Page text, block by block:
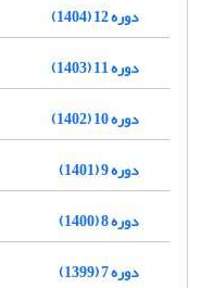
دوره 12 (1404)
دوره 11 (1403)
دوره 10 (1402)
دوره 9 (1401)
دوره 8 (1400)
دوره 7 (1399)